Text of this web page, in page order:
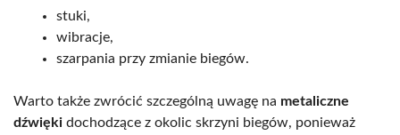
stuki,
wibracje,
szarpania przy zmianie biegów.
Warto także zwrócić szczególną uwagę na metaliczne
dźwięki dochodzące z okolic skrzyni biegów, ponieważ